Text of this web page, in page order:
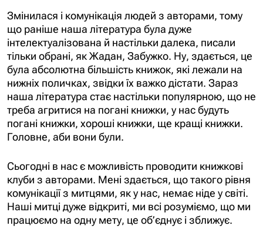
Змінилася і комунікація людей з авторами, тому
що раніше наша література була дуже
інтелектуалізована й настільки далека, писали
тільки обрані, як Жадан, Забужко. Ну, здається, це
була абсолютна більшість книжок, які лежали на
нижніх поличках, звідки їх важко дістати. Зараз
наша література стає настільки популярною, що не
треба агритися на погані книжки, у нас будуть
погані книжки, хороші книжки, ще кращі книжки.
Головне, аби вони були.
Сьогодні в нас є можливість проводити книжкові
клуби з авторами. Мені здається, що такого рівня
комунікації з митцями, як у нас, немає ніде у світі.
Наші митці дуже відкриті, ми всі розуміємо, що ми
працюємо на одну мету, це об’єднує і зближує.